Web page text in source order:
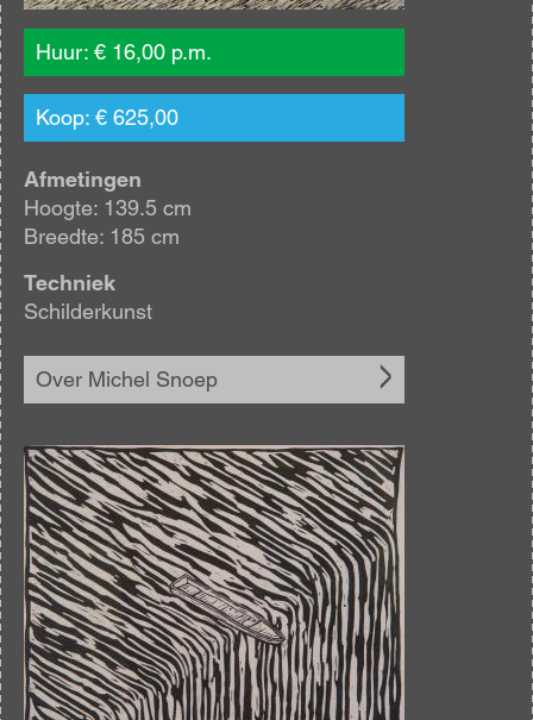
Huur: € 16,00 p.m.
Koop: € 625,00
Afmetingen
Hoogte: 139.5 cm
Breedte: 185 cm
Techniek
Schilderkunst
Over Michel Snoep
Afbeelding